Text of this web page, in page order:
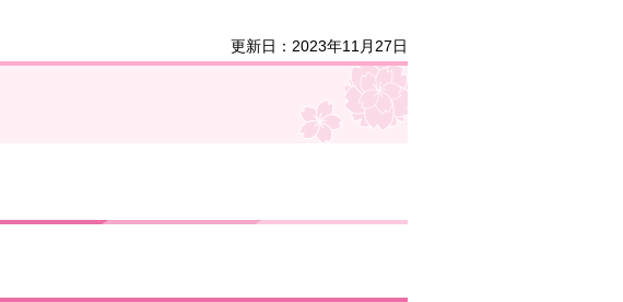
更新日：2023年11月27日